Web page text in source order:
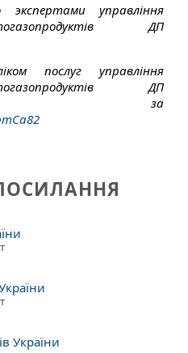
экспертами управління
ДП
послуг управління
ДП
за
України